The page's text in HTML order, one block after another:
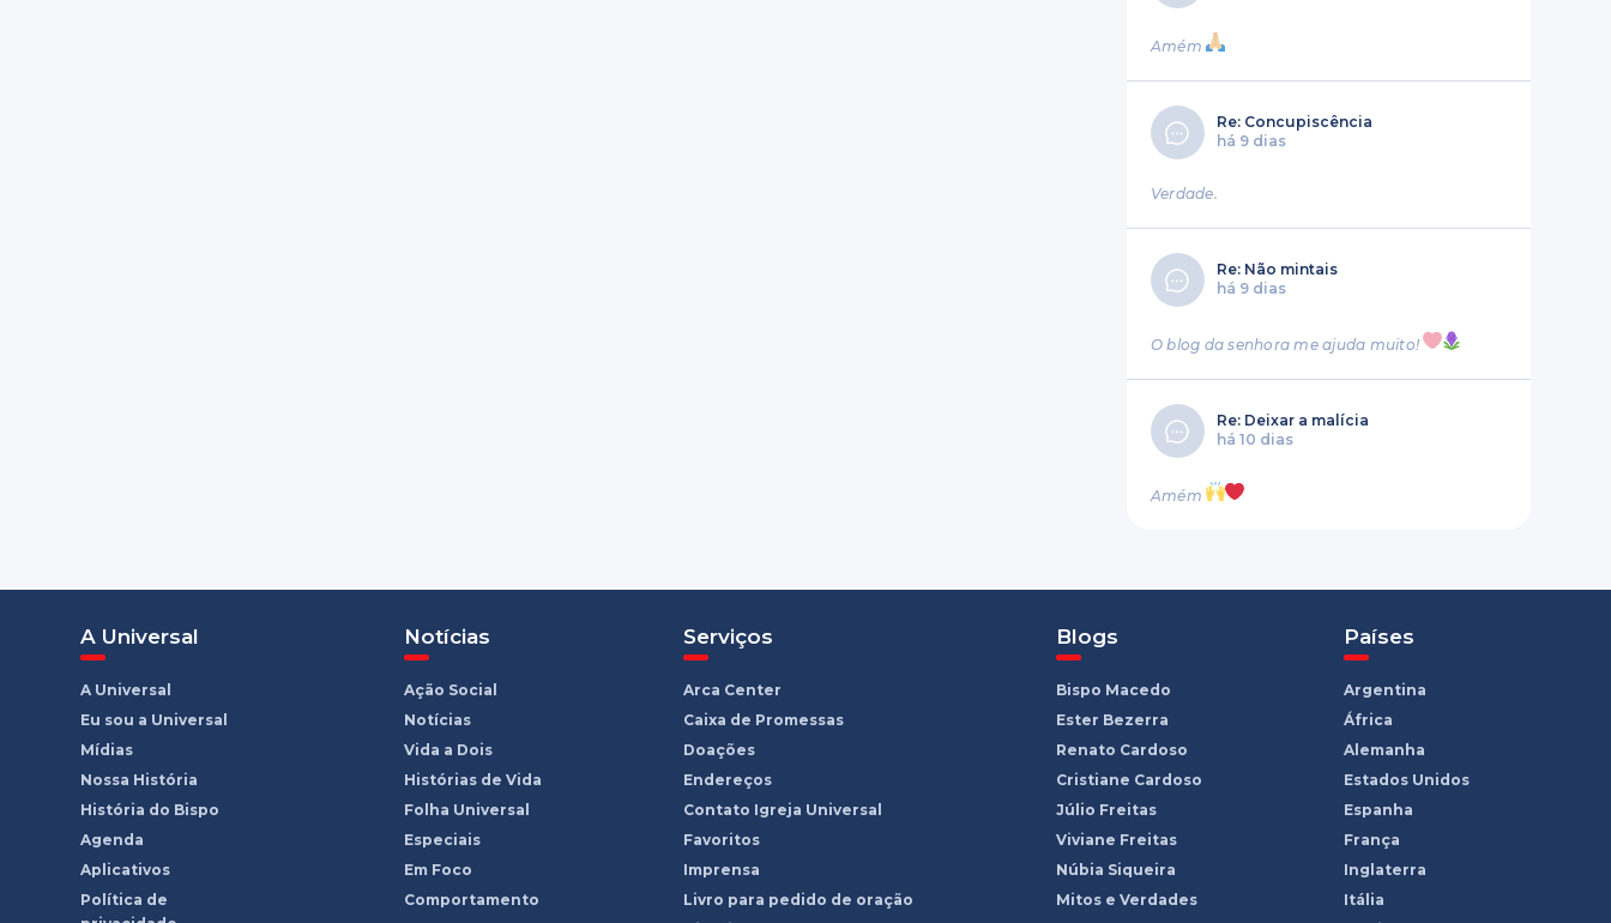
Amém
Re: Concupiscência
há 9 dias
Verdade.
Re: Não mintais
há 9 dias
O blog da senhora me ajuda muito!
Re: Deixar a malícia
há 10 dias
Amém
A Universal
A Universal
Eu sou a Universal
Mídias
Nossa História
História do Bispo
Agenda
Aplicativos
Política de
Notícias
Ação Social
Notícias
Vida a Dois
Histórias de Vida
Folha Universal
Especiais
Em Foco
Comportamento
Serviços
Arca Center
Caixa de Promessas
Doações
Endereços
Contato Igreja Universal
Favoritos
Imprensa
Livro para pedido de oração
Blogs
Bispo Macedo
Ester Bezerra
Renato Cardoso
Cristiane Cardoso
Júlio Freitas
Viviane Freitas
Núbia Siqueira
Mitos e Verdades
Países
Argentina
África
Alemanha
Estados Unidos
Espanha
França
Inglaterra
Itália